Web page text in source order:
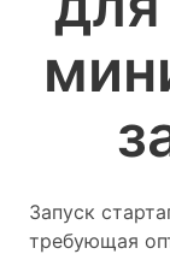
Запуск
требующая